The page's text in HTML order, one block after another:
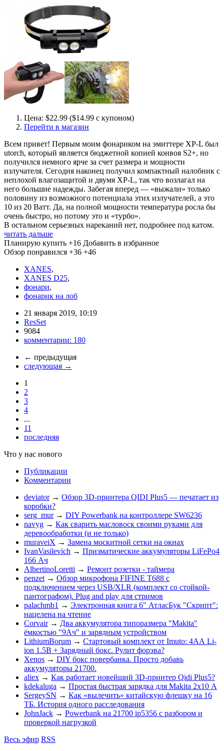
Цена: $22.99 ($14.99 с купоном)
Перейти в магазин
Всем привет! Первым моим фонариком на эмиттере XP-L был
utorch, который является бюджетной копией конвоя S2+, но
получился немного ярче за счет размера и мощности
излучателя. Сегодня наконец получил компактный налобник с
неплохой влагозащитой и двумя XP-L, так что возлагал на
него большие надежды. Забегая вперед — «выжали» только
половину из возможного потенциала этих излучателей, а это
10 из 20 Ватт. Да, на полной мощности температура росла бы
очень быстро, но потому это и «турбо».
В остальном серьезных нареканий нет, подробнее под катом.
читать дальше
Планирую купить +16 Добавить в избранное
Обзор понравился +36 +46
XANES,
XANES D25,
фонари,
фонарик на лоб
21 января 2019, 10:19
ResSet
9084
комментарии: 180
← предыдущая
следующая →
1
2
3
4
...
11
последняя
Что у нас нового
Публикации
Комментарии
deviator → Обзор 3D-принтера QIDI Plus5 — печатает из
коробки?
serg_mur → DIY Powerbank на контроллере SW6236
navyg → Как сварить масловоск своими руками для
деревообработки (и не только)
muraveiX → Замена москитной сетки на окнах
IvanVasilevich → Призматические аккумуляторы LiFePo4
166 Ач
AlbertinoLoretti → Ремонт розетки - таймера
penzet → Обзор микрофона FIFINE T688 с
подключением через USB/XLR (комплект со стойкой-
пантографом). Plug and play для стримов
palachmb1 → Электронная книга 6" АтласБук "Скрипт":
нацелена на чтение
Corvair → Два аккумулятора типоразмера "Makita"
ёмкостью "9Ач" и зарядным устройством
LithiumBorum → Стартовый комплект от Imuto: 4АА Li-
ion 1.5В + Зарядный бокс. Рулит форэва?
Xenos → DIY бокс повербанка. Просто добавь
аккумуляторы 21700.
aliex → Как работает новейший 3D-принтер Qidi Plus5?
kdekaluga → Простая быстрая зарядка для Makita 2х10 А
SergeySN → Как «вылечить» китайскую флешку на 16
ТБ. История одного расследования
JohnJack → Powerbank на 21700 ip5356 c разбором и
проверкой нагрузкой
Весь эфир RSS